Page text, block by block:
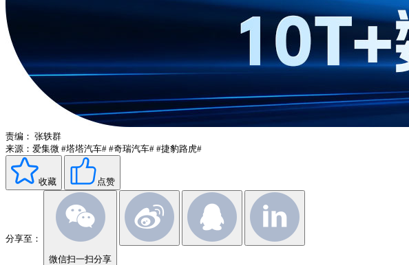
责编： 张轶群
来源：爱集微 #塔塔汽车# #奇瑞汽车# #捷豹路虎#
收藏 点赞
分享至：
微信扫一扫分享